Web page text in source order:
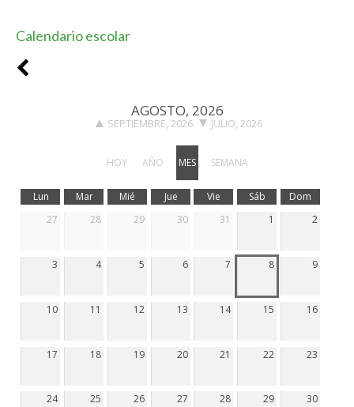
Calendario escolar
AGOSTO, 2026
SEPTIEMBRE, 2026 JULIO, 2026
HOY AÑO MES SEMANA
Lun Mar Mié Jue Vie Sáb
Dom
27
28 29 30 31 1 2
3 4 5 6 7 8 9
10 11 12 13 14 15 16
17 18 19 20 21 22 23
24 25 26 27 28 29 30